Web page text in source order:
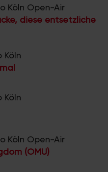
Köln Open-Air
diese entsetzliche
Köln
Köln
Köln Open-Air
(OMU)